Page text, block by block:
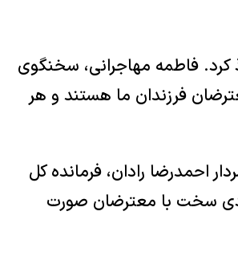
فاطمه مهاجرانی، سخنگوی
فرزندان ما هستند و هر
احمدرضا رادان، فرمانده کل
سخت با معترضان صورت